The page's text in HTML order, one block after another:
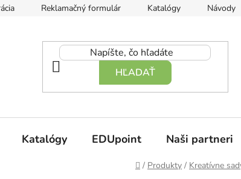
Reklamačný formulár Katalógy Návody
HĽADAŤ
Katalógy EDUpoint Naši partneri
Domov
/ Produkty / Kreatívne